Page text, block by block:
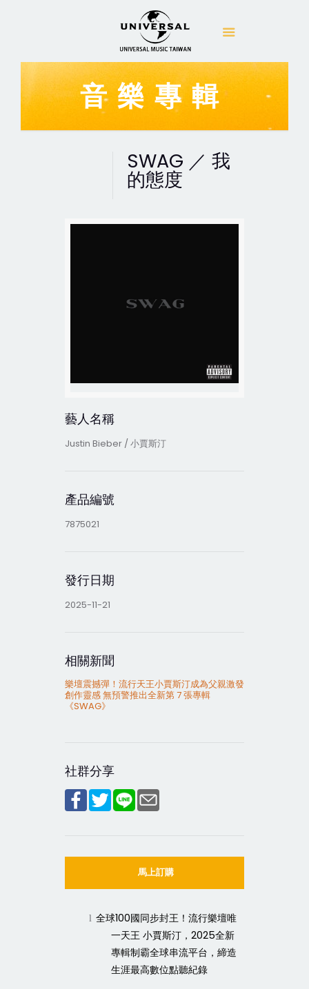
音樂專輯
SWAG ／ 我
的態度
藝人名稱
Justin Bieber / 小賈斯汀
產品編號
7875021
發行日期
2025-11-21
相關新聞
樂壇震撼彈！流行天王小賈斯汀成為父親激發
創作靈感 無預警推出全新第 7 張專輯
《SWAG》
社群分享
馬上訂購
l 全球100國同步封王！流行樂壇唯
一天王 小賈斯汀， 2025全新
專輯制霸全球串流平台，締造
生涯最高數位點聽紀錄